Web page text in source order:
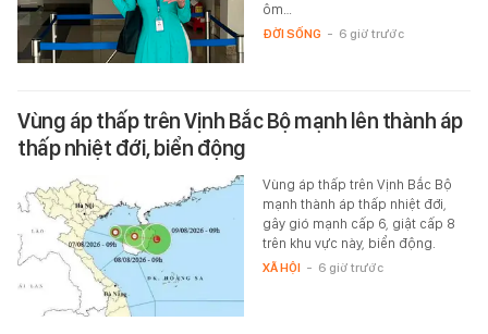
ôm…
ĐỜI SỐNG - 6 giờ trước
Vùng áp thấp trên Vịnh Bắc Bộ mạnh lên thành áp
thấp nhiệt đới, biển động
Vùng áp thấp trên Vịnh Bắc Bộ
mạnh thành áp thấp nhiệt đới,
gây gió mạnh cấp 6, giật cấp 8
trên khu vực này, biển động.
XÃ HỘI - 6 giờ trước